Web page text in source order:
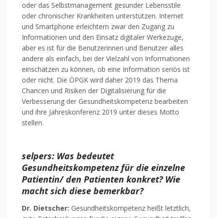
oder das Selbstmanagement gesunder Lebensstile
oder chronischer Krankheiten unterstützen. Internet
und Smartphone erleichtern zwar den Zugang zu
Informationen und den Einsatz digitaler Werkezuge,
aber es ist für die Benutzerinnen und Benutzer alles
andere als einfach, bei der Vielzahl von Informationen
einschätzen zu können, ob eine Information seriös ist
oder nicht. Die ÖPGK wird daher 2019 das Thema
Chancen und Risiken der Digitalisierung für die
Verbesserung der Gesundheitskompetenz bearbeiten
und ihre Jahreskonferenz 2019 unter dieses Motto
stellen.
selpers: Was bedeutet
Gesundheitskompetenz für die einzelne
Patientin/ den Patienten konkret? Wie
macht sich diese bemerkbar?
Dr. Dietscher: Gesundheitskompetenz heißt letztlich,